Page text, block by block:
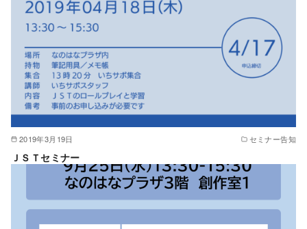
2019年3月19日 セミナー告知
ＪＳＴセミナー